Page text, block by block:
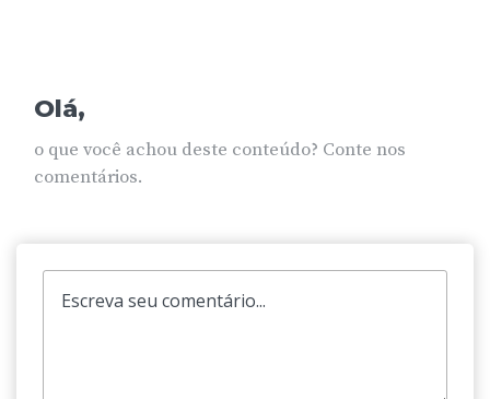
Olá,
o que você achou deste conteúdo? Conte nos
comentários.